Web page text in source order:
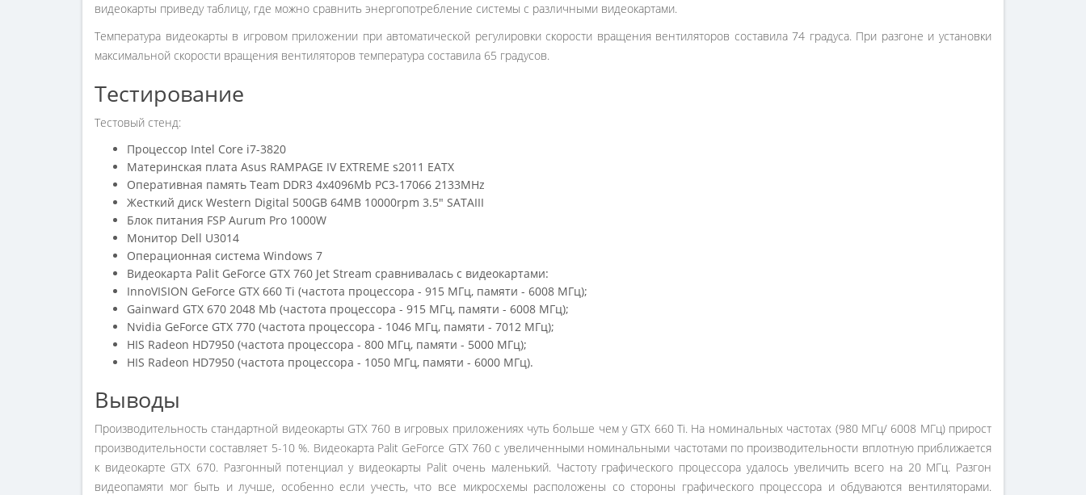
видеокарты приведу таблицу, где можно сравнить энергопотребление системы с различными видеокартами.
Температура видеокарты в игровом приложении при автоматической регулировки скорости вращения вентиляторов составила 74 градуса. При разгоне и установки
максимальной скорости вращения вентиляторов температура составила 65 градусов.
Тестирование
Тестовый стенд:
Процессор Intel Core i7-3820
Материнская плата Asus RAMPAGE IV EXTREME s2011 EATX
Оперативная память Team DDR3 4x4096Mb PC3-17066 2133MHz
Жесткий диск Western Digital 500GB 64MB 10000rpm 3.5" SATAIII
Блок питания FSP Aurum Pro 1000W
Монитор Dell U3014
Операционная система Windows 7
Видеокарта Palit GeForce GTX 760 Jet Stream сравнивалась с видеокартами:
InnoVISION GeForce GTX 660 Ti (частота процессора - 915 МГц, памяти - 6008 МГц);
Gainward GTX 670 2048 Mb (частота процессора - 915 МГц, памяти - 6008 МГц);
Nvidia GeForce GTX 770 (частота процессора - 1046 МГц, памяти - 7012 МГц);
HIS Radeon HD7950 (частота процессора - 800 МГц, памяти - 5000 МГц);
HIS Radeon HD7950 (частота процессора - 1050 МГц, памяти - 6000 МГц).
Выводы
Производительность стандартной видеокарты GTX 760 в игровых приложениях чуть больше чем у GTX 660 Ti. На номинальных частотах (980 МГц/ 6008 МГц) прирост
производительности составляет 5-10 %. Видеокарта Palit GeForce GTX 760 с увеличенными номинальными частотами по производительности вплотную приближается
к видеокарте GTX 670. Разгонный потенциал у видеокарты Palit очень маленький. Частоту графического процессора удалось увеличить всего на 20 МГц. Разгон
видеопамяти мог быть и лучше, особенно если учесть, что все микросхемы расположены со стороны графического процессора и обдуваются вентиляторами.